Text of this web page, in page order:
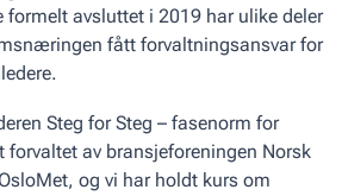
formelt avsluttet i 2019 har ulike deler
fått forvaltningsansvar for
Steg for Steg – fasenorm for
av bransjeforeningen Norsk
og vi har holdt kurs om